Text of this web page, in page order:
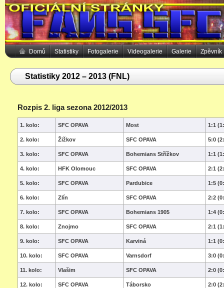
Domů Statistiky Fotogalerie Videogalerie Galerie Zpěvník
Statistiky 2012 – 2013 (FNL)
Rozpis 2. liga sezona 2012/2013
1. kolo: SFC OPAVA Most 1:1
2. kolo: Žižkov SFC OPAVA 5:0
3. kolo: SFC OPAVA Bohemians Střížkov 1:1
4. kolo: HFK Olomouc SFC OPAVA 2:1
5. kolo: SFC OPAVA Pardubice 1:5
6. kolo: Zlín SFC OPAVA 2:2
7. kolo: SFC OPAVA Bohemians 1905 1:4
8. kolo: Znojmo SFC OPAVA 2:1
9. kolo: SFC OPAVA Karviná 1:1
10. kolo: SFC OPAVA Varnsdorf 3:0
11. kolo: Vlašim SFC OPAVA 2:0
12. kolo: SFC OPAVA Táborsko 2:0